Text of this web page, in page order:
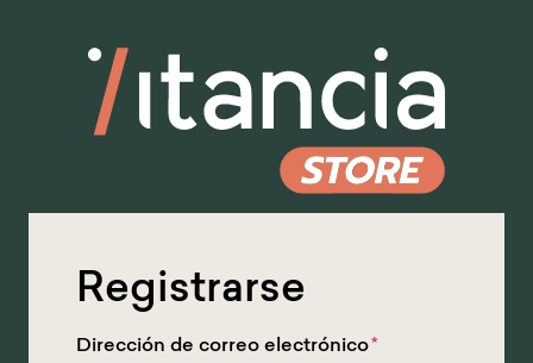
principal
Registrarse
Dirección de correo electrónico*